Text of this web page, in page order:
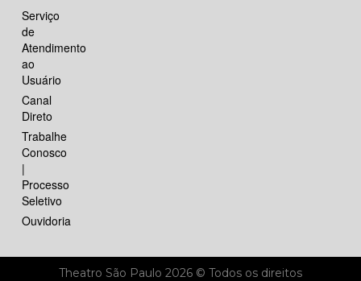
Serviço
de
Atendimento
ao
Usuário
Canal
Direto
Trabalhe
Conosco
|
Processo
Seletivo
Ouvidoria
Theatro São Paulo 2026 © Todos os direitos